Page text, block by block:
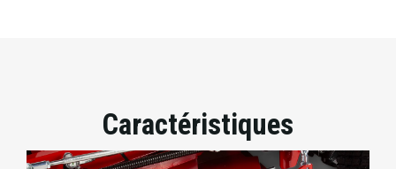
Caractéristiques